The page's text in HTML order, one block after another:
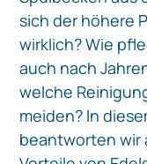
sich der höhere
wirklich? Wie
auch nach
welche
meiden? In
beantworten wir